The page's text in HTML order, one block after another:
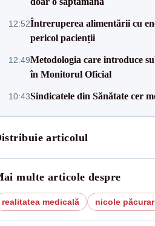
12:52Întreruperea alimentării cu
pericol pacienții
12:49Metodologia care introduce
în Monitorul Oficial
10:43Sindicatele din Sănătate cer
articolul
multe articole despre
realitatea medicală nicole